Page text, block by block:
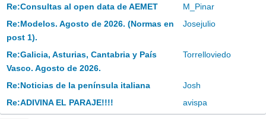
Re:Consultas al open data de AEMET
M_Pinar
Re:Modelos. Agosto de 2026. (Normas en
post 1).
Josejulio
Re:Galicia, Asturias, Cantabria y País
Vasco. Agosto de 2026.
Torrelloviedo
Re:Noticias de la península italiana
Josh
Re:ADIVINA EL PARAJE!!!!
avispa